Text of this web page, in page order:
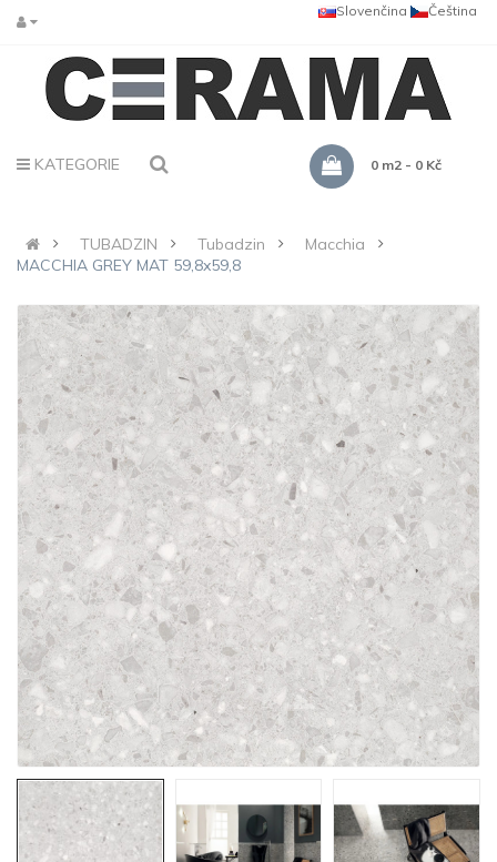
Čeština
Slovenčina
KATEGORIE 0 m2 - 0 Kč
TUBADZIN Tubadzin
Macchia
MACCHIA GREY MAT 59,8x59,8